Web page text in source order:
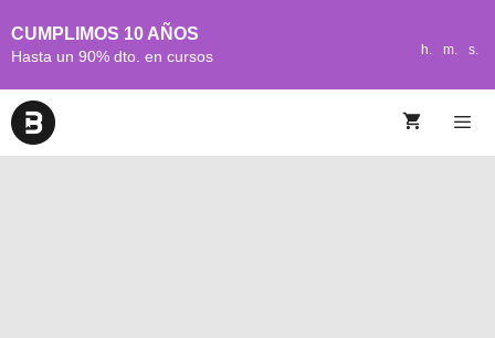
CUMPLIMOS 10 AÑOS
Hasta un 90% dto. en cursos h. m. s.